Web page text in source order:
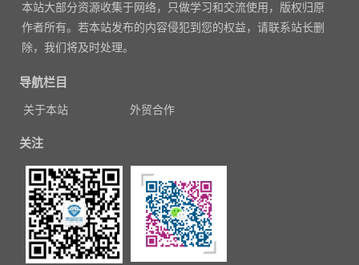
本站大部分资源收集于网络，只做学习和交流使用，版权归原
作者所有。若本站发布的内容侵犯到您的权益，请联系站长删
除，我们将及时处理。
导航栏目
关于本站 外贸合作
关注